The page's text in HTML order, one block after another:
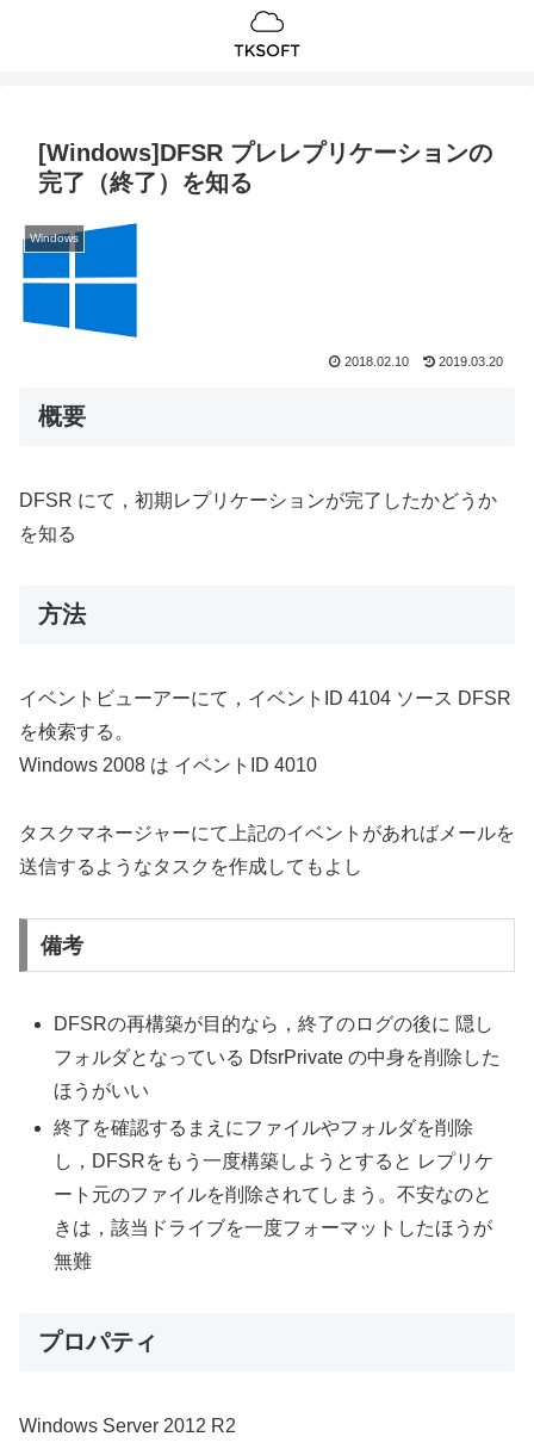
[Windows]DFSR プレレプリケーションの
完了（終了）を知る
Windows
2018.02.10 2019.03.20
概要
DFSR にて，初期レプリケーションが完了したかどうか
を知る
方法
イベントビューアーにて，イベントID 4104 ソース DFSR
を検索する。
Windows 2008 は イベントID 4010
タスクマネージャーにて上記のイベントがあればメールを
送信するようなタスクを作成してもよし
備考
DFSRの再構築が目的なら，終了のログの後に 隠し
フォルダとなっている DfsrPrivate の中身を削除した
ほうがいい
終了を確認するまえにファイルやフォルダを削除
し，DFSRをもう一度構築しようとすると レプリケ
ート元のファイルを削除されてしまう。不安なのと
きは，該当ドライブを一度フォーマットしたほうが
無難
プロパティ
Windows Server 2012 R2